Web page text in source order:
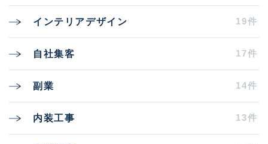
インテリアデザイン 19件
自社集客 17件
副業 14件
内装工事 13件